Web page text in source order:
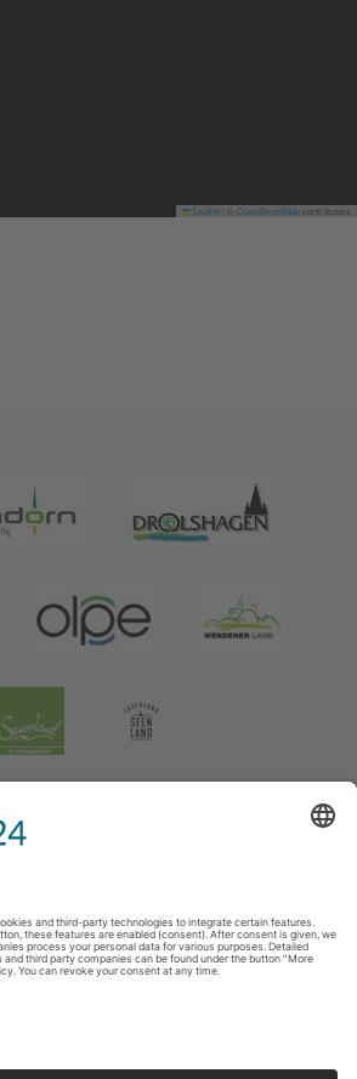
Leaflet OpenStreetMapcontributors
inzake de gegevensbescherming|
sociale media